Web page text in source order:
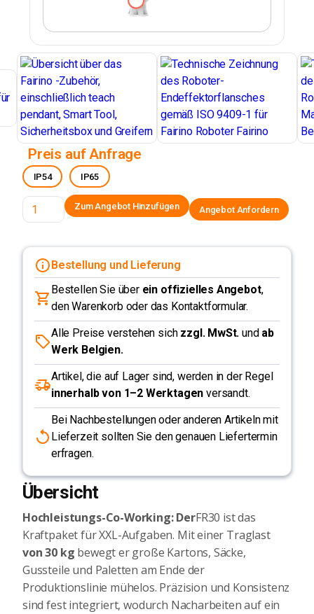
Preis auf Anfrage
IP54 IP65
Angebot Anfordern
Bestellung und Lieferung
Bestellen Sie über ein offizielles Angebot,
den Warenkorb oder das Kontaktformular.
Alle Preise verstehen sich zzgl. MwSt. und ab
Werk Belgien.
Artikel, die auf Lager sind, werden in der Regel
innerhalb von 1–2 Werktagen versandt.
Bei Nachbestellungen oder anderen Artikeln mit
Lieferzeit sollten Sie den genauen Liefertermin
erfragen.
Übersicht
Hochleistungs-Co-Working: DerFR30 ist das
Kraftpaket für XXL-Aufgaben. Mit einer Traglast
von 30 kg bewegt er große Kartons, Säcke,
Gussteile und Paletten am Ende der
Produktionslinie mühelos. Präzision und Konsistenz
sind fest integriert, wodurch Nacharbeiten auf ein